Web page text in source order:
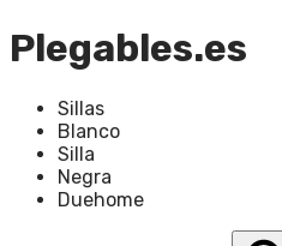
Plegables.es
Sillas
Blanco
Silla
Negra
Duehome